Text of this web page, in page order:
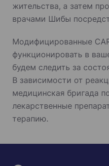
жительства, а затем
врачами Шибы
Модифицированные
функционировать в
будем следить за
В зависимости от
медицинская бригада
лекарственные
терапию.